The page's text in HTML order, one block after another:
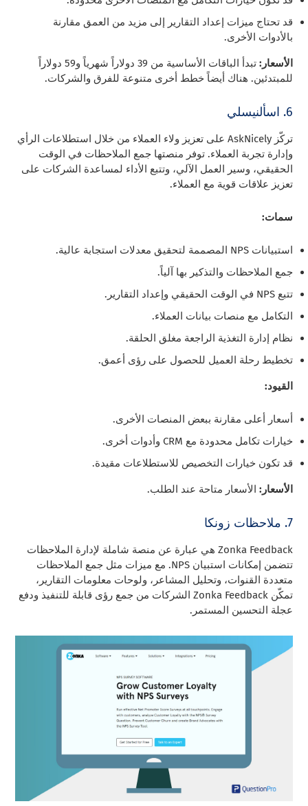
قد تحتاج ميزات إعداد التقارير إلى مزيد من العمق مقارنة
بالأدوات الأخرى.
الأسعار:
تبدأ الباقات الأساسية من 39 دولاراً شهرياً و59 دولاراً
للمبتدئين. هناك أيضاً خطط أخرى متنوعة للفرق والشركات.
6. اسألنيسلي
تركّز AskNicely على تعزيز ولاء العملاء من خلال استطلاعات الرأي
وإدارة تجربة العملاء. توفر منصتها جمع الملاحظات في الوقت
الحقيقي، وسير العمل الآلي، وتتبع الأداء لمساعدة الشركات على
تعزيز علاقات قوية مع العملاء.
سمات:
استبيانات NPS المصممة لتحقيق معدلات استجابة عالية.
جمع الملاحظات والتذكير بها آلياً.
تتبع NPS في الوقت الحقيقي وإعداد التقارير.
التكامل مع منصات بيانات العملاء.
نظام إدارة التغذية الراجعة مغلق الحلقة.
تخطيط رحلة العميل للحصول على رؤى أعمق.
القيود:
أسعار أعلى مقارنة ببعض المنصات الأخرى.
خيارات تكامل محدودة مع CRM وأدوات أخرى.
قد تكون خيارات التخصيص للاستطلاعات مقيدة.
الأسعار: الأسعار متاحة عند الطلب.
7. ملاحظات زونكا
Zonka Feedback هي عبارة عن منصة شاملة لإدارة الملاحظات
تتضمن إمكانات استبيان NPS. مع ميزات مثل جمع الملاحظات
متعددة القنوات، وتحليل المشاعر، ولوحات معلومات التقارير،
تمكّن Zonka Feedback الشركات من جمع رؤى قابلة للتنفيذ ودفع
عجلة التحسين المستمر.